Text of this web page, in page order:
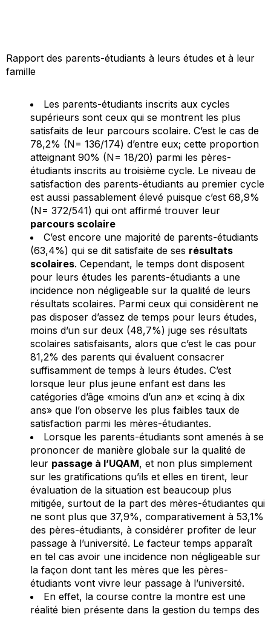
Rapport des parents-étudiants à leurs études et à leur
famille
Les parents-étudiants inscrits aux cycles
supérieurs sont ceux qui se montrent les plus
satisfaits de leur parcours scolaire. C’est le cas de
78,2% (N= 136/174) d’entre eux; cette proportion
atteignant 90% (N= 18/20) parmi les pères-
étudiants inscrits au troisième cycle. Le niveau de
satisfaction des parents-étudiants au premier cycle
est aussi passablement élevé puisque c’est 68,9%
(N= 372/541) qui ont affirmé trouver leur
parcours scolaire
C’est encore une majorité de parents-étudiants
(63,4%) qui se dit satisfaite de ses résultats
scolaires. Cependant, le temps dont disposent
pour leurs études les parents-étudiants a une
incidence non négligeable sur la qualité de leurs
résultats scolaires. Parmi ceux qui considèrent ne
pas disposer d’assez de temps pour leurs études,
moins d’un sur deux (48,7%) juge ses résultats
scolaires satisfaisants, alors que c’est le cas pour
81,2% des parents qui évaluent consacrer
suffisamment de temps à leurs études. C’est
lorsque leur plus jeune enfant est dans les
catégories d’âge «moins d’un an» et «cinq à dix
ans» que l’on observe les plus faibles taux de
satisfaction parmi les mères-étudiantes.
Lorsque les parents-étudiants sont amenés à se
prononcer de manière globale sur la qualité de
leur passage à l’UQAM, et non plus simplement
sur les gratifications qu’ils et elles en tirent, leur
évaluation de la situation est beaucoup plus
mitigée, surtout de la part des mères-étudiantes qui
ne sont plus que 37,9%, comparativement à 53,1%
des pères-étudiants, à considérer profiter de leur
passage à l’université. Le facteur temps apparaît
en tel cas avoir une incidence non négligeable sur
la façon dont tant les mères que les pères-
étudiants vont vivre leur passage à l’université.
En effet, la course contre la montre est une
réalité bien présente dans la gestion du temps des